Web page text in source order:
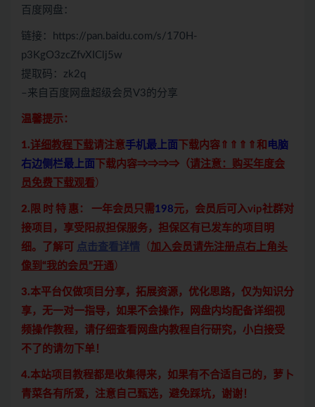
百度网盘：
链接：https://pan.baidu.com/s/170H-
p3KgO3zcZfvXIClj5w
提取码：zk2q
–来自百度网盘超级会员V3的分享
温馨提示：
1.详细教程下载请注意手机最上面 下载内容⇑⇑⇑⇑和 电脑
右边侧栏最上面
下载内容⇒⇒⇒⇒（请注意：购买年度会
员免费下载观看）
2.限 时 特 惠： 一年会员只需198元，会员后可入vip社群对
接项目，享受阳叔担保服务，担保区有已发车的项目明
细。了解可
点击查看详情 （ 加入会员请先注册点右上角头
像到“我的会员”开通）
3.本平台仅做项目分享，拓展资源，优化思路，仅为知识分
享，无一对一指导，如果不会操作，网盘内均配备详细视
频操作教程，请仔细查看网盘内教程自行研究，小白接受
不了的请勿下单！
4.本站项目教程都是收集得来，如果有不合适自己的，萝卜
青菜各有所爱，注意自己甄选，避免踩坑，谢谢！